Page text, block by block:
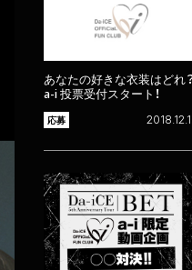
あなたの好きな衣装はどれ
a-i 投票受付スタート！
応募